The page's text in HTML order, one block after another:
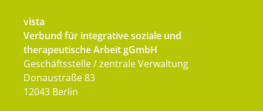
vista
Verbund für integrative soziale und
therapeutische Arbeit gGmbH
Geschäftsstelle / zentrale Verwaltung
Donaustraße 83
12043 Berlin